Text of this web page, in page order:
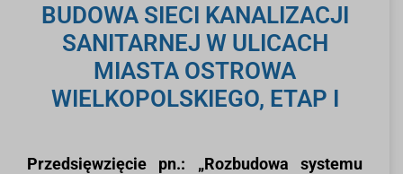
BUDOWA SIECI KANALIZACJI
SANITARNEJ W ULICACH
MIASTA OSTROWA
WIELKOPOLSKIEGO, ETAP I
Przedsięwzięcie pn.: „Rozbudowa systemu